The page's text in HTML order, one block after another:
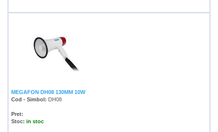
MEGAFON DH08 130MM 10W
Cod - Simbol: DH08
Pret:
Stoc: in stoc